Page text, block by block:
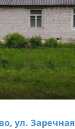
ул. Заречная